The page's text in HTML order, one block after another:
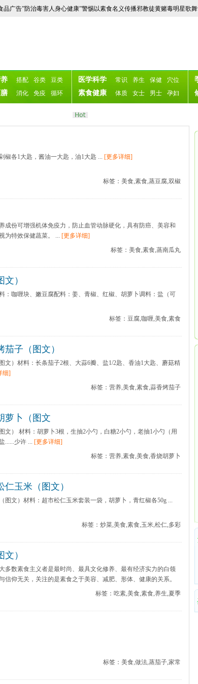
品广告”防治毒害人身心健康”警惕以素食名义传播邪教徒黄赌毒明星歌
女邪说邪唱淫词歌舞噪音的教唆，净化社会！-->
搭配 谷类 豆类
消化 免疫 循环
医学科学 常识 养生 保健 穴位
素食健康 体质 女士 男士 孕妇
椒各1大匙，酱油一大匙，油1大匙 ... [更多详细]
标签：美食,素食,蒸豆腐,双椒
成份可增强机体免疫力，防止血管动脉硬化，具有防癌、美容和
为特效保健蔬菜。 ... [更多详细]
标签：美食,素食,蒸南瓜丸
）
：咖喱块、嫩豆腐配料：姜、青椒、红椒、胡萝卜调料：盐（可
标签：豆腐,咖喱,美食,素食
子（图文）
文）材料：长条茄子2根、大蒜6瓣、盐1/2匙、香油1大匙、蘑菇精
细]
标签：营养,美食,素食,蒜香烤茄子
萝卜（图文
文） 材料：胡萝卜3根，生抽2小勺，白糖2小勺，老抽1小勺（用
......少许 ... [更多详细]
标签：营养,素食,美食,香烧胡萝卜
玉米（图文）
图文）材料：超市松仁玉米套装一袋，胡萝卜，青红椒各50g ...
标签：炒菜,美食,素食,玉米,松仁,多彩
）
多数素食主义者是最时尚、最具文化修养、最有经济实力的白领
信仰无关，关注的是素食之于美容、减肥、形体、健康的关系。
标签：吃素,美食,素食,养生,夏季
标签：美食,做法,蒸茄子,家常